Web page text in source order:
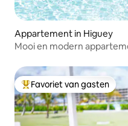
Appartement in Higuey
Mooi en modern
Topfavoriet van gasten
Favoriet van gasten